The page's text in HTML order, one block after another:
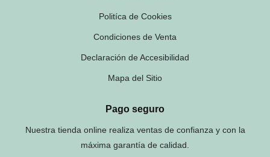
Politíca de Cookies
Condiciones de Venta
Declaración de Accesibilidad
Mapa del Sitio
Pago seguro
Nuestra tienda online realiza ventas de confianza y con la
máxima garantía de calidad.